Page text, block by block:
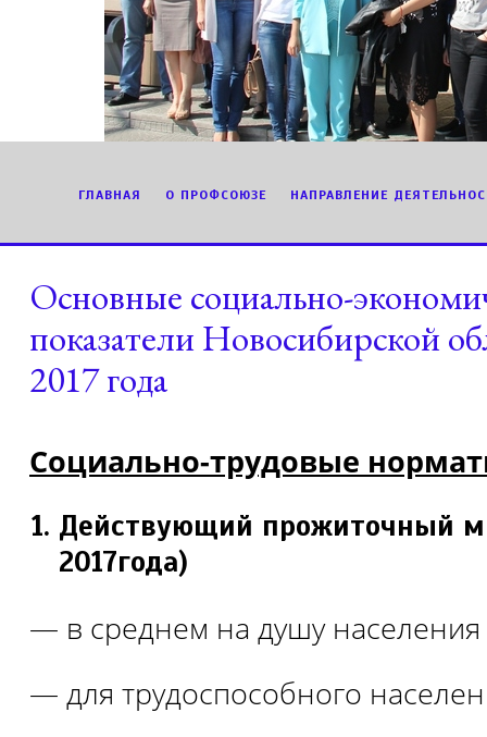
ГЛАВНАЯ О ПРОФСОЮЗЕ НАПРАВЛЕНИЕ
Основные социально-
показатели Новосибирской
2017 года
Социально-трудовые
Действующий прожиточный
2017года)
— в среднем на душу
— для трудоспособного